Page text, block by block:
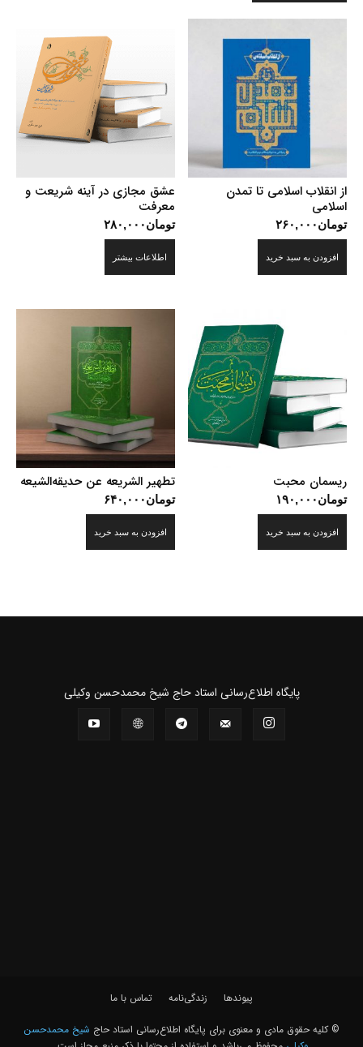
از انقلاب اسلامی تا تمدن
اسلامی
تومان۲۶۰,۰۰۰
افزودن به سبد خرید
عشق مجازی در آینه شریعت و
معرفت
تومان۲۸۰,۰۰۰
اطلاعات بیشتر
ریسمان محبت
تومان۱۹۰,۰۰۰
افزودن به سبد خرید
تطهیر الشریعه عن حدیقه‌الشیعه
تومان۶۴۰,۰۰۰
افزودن به سبد خرید
پايگاه اطلاع‌رسانی استاد حاج شیخ محمدحسن وکیلی
پیوندها زندگی‌نامه تماس با ما
© کلیه حقوق مادی و معنوی برای پايگاه اطلاع‌رسانی استاد حاج شیخ محمدحسن